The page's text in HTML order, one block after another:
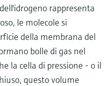
rappresenta
le molecole si
della membrana del
bolle di gas nel
la cella di pressione - o il
questo volume